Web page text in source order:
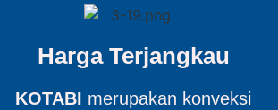
Harga Terjangkau
KOTABI merupakan konveksi